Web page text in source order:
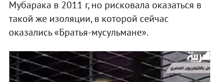
Мубарака в 2011 г, но рисковала оказаться в
такой же изоляции, в которой сейчас
оказались «Братья-мусульмане».